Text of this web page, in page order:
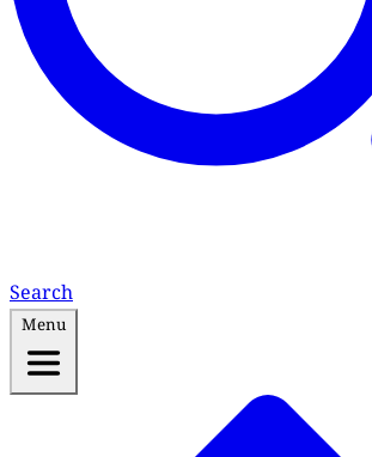
Search
Menu